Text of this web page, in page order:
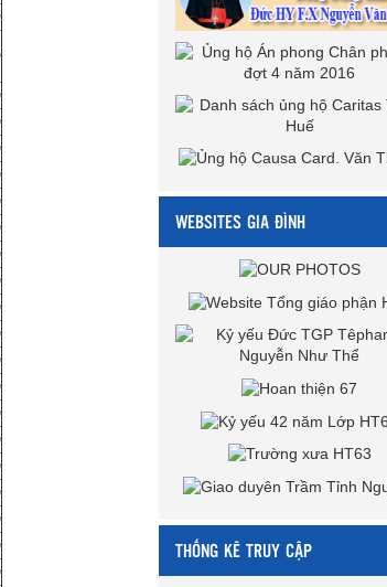
WEBSITES GIA ĐÌNH
THỐNG KÊ TRUY CẬP